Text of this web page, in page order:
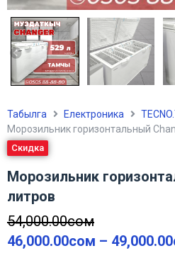
Табылга Електроника
Морозильник горизонтальный
Скидка
Морозильник
литров
54,000.00сом
46,000.00сом – 49,000.00